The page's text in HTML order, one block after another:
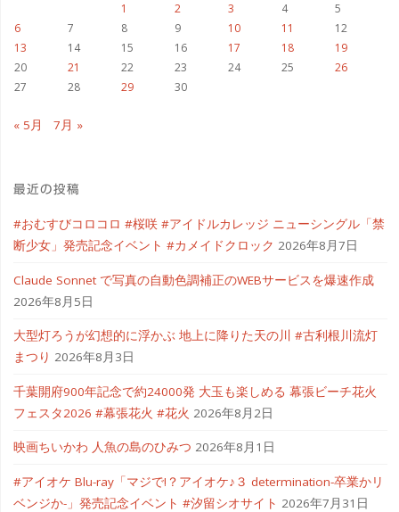
1
2 3 4
5
6
7 8 9 10 11
12
13
14 15 16 17 18
19
20
21 22 23 24 25
26
27
28 29 30
« 5月 7月 »
最近の投稿
#おむすびコロコロ #桜咲 #アイドルカレッジ ニューシングル「禁
断少女」発売記念イベント #カメイドクロック 2026年8月7日
Claude Sonnet で写真の自動色調補正のWEBサービスを爆速作成
2026年8月5日
大型灯ろうが幻想的に浮かぶ 地上に降りた天の川 #古利根川流灯
まつり 2026年8月3日
千葉開府900年記念で約24000発 大玉も楽しめる 幕張ビーチ花火
フェスタ2026 #幕張花火 #花火 2026年8月2日
映画ちいかわ 人魚の島のひみつ 2026年8月1日
#アイオケ Blu-ray「マジで!？アイオケ♪３ determination-卒業かリ
ベンジか-」発売記念イベント #汐留シオサイト 2026年7月31日